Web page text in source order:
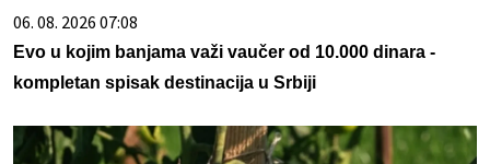
06. 08. 2026 07:08
Evo u kojim banjama važi vaučer od 10.000 dinara -
kompletan spisak destinacija u Srbiji